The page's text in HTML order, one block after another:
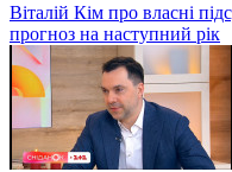
Віталій Кім про власні
прогноз на наступний рік